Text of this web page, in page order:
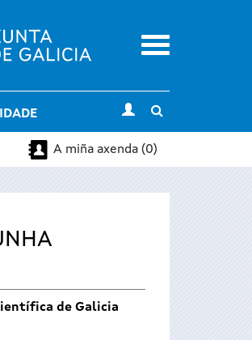
Menu
search
A miña axenda (0)
de Galicia